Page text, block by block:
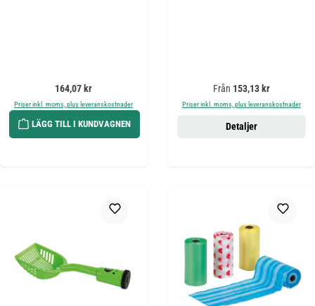
Ordinarie pris:
164,07 kr
Priser inkl. moms, plus leveranskostnader
LÄGG TILL I KUNDVAGNEN
Ordinarie pris:
Från 153,13 kr
Priser inkl. moms, plus leveranskostnader
Detaljer